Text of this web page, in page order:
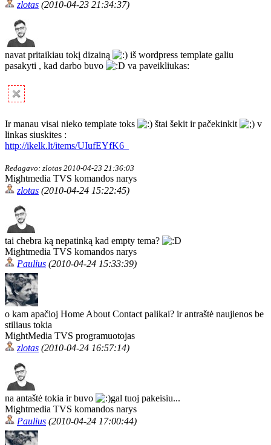
zlotas (2010-04-23 21:34:37)
navat pritaikiau tokį dizainą
iš wordpress template galiu
pasakyti , kad darbo buvo
va paveikliukas:
Ir manau visai nieko template toks štai šekit ir pačekinkit
v
linkas siuskites :
http://ikelk.lt/items/UIufEYfK6_
Redagavo: zlotas 2010-04-23 21:36:03
Mightmedia TVS komandos narys
zlotas (2010-04-24 15:22:45)
tai chebra ką nepatinką kad empty tema?
Mightmedia TVS komandos narys
Paulius (2010-04-24 15:33:39)
o kam apačioj Home About Contact palikai? ir antraštė naujienos be
stiliaus tokia
MightMedia TVS programuotojas
zlotas (2010-04-24 16:57:14)
na antaštė tokia ir buvo
gal tuoj pakeisiu...
Mightmedia TVS komandos narys
Paulius (2010-04-24 17:00:44)